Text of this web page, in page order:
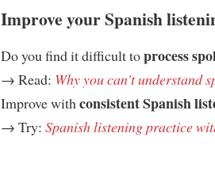
Improve your Spanish
Do you find it difficult toprocess
→ Read: Why you can't understand
Improve with consistent Spanish
→ Try: Spanish listening practice